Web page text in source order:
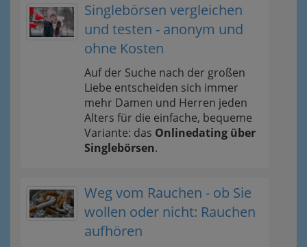
Singlebörsen vergleichen
und testen - anonym und
ohne Kosten
Auf der Suche nach der großen
Liebe entscheiden sich immer
mehr Damen und Herren jeden
Alters für die einfache, bequeme
Variante: das Onlinedating über
Singlebörsen.
Weg vom Rauchen - ob Sie
wollen oder nicht: Rauchen
aufhören